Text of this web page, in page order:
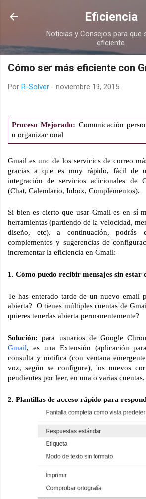
Ir al contenido principal
Eficiencia
Noticias y Consejos para que
eficiente
Cómo ser más eficiente con
Por R-Solver - noviembre 19, 2015
Proceso Mejorado: Comunicación
u organizacional
Gmail es uno de los servicios de correo
gracias a que es muy rápido, fácil de
integración de servicios adicionales de
(Chat, Calendario, Inbox, Complementos).
Si bien es cierto que usar Gmail es en sí
herramientas (partiendo de la velocidad,
diseño, etc), a continuación, podrás
complementos y sugerencias de
incrementar la eficiencia en Gmail:
1. Cómo puedo recibir mensajes sin estar
Te has enterado tarde de un nuevo email
abierta?  O tienes múltiples cuentas de
quieres tenerlas abierta permanentemente?
Solución: para usuarios de Google
Gmail, es una Extensión (aplicación
consulta y notifica (con ventana
voz, según se configure), los nuevos
pendientes por leer, en una o varias cuentas.
2. Plantillas de acceso rápido para